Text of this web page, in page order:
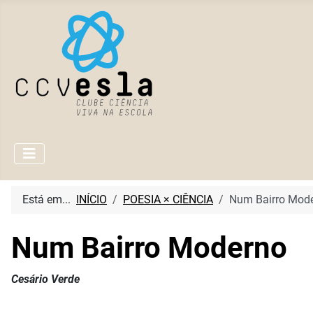
Está em... INÍCIO POESIA × CIÊNCIA Num Bairro
Num Bairro Moderno
Cesário Verde